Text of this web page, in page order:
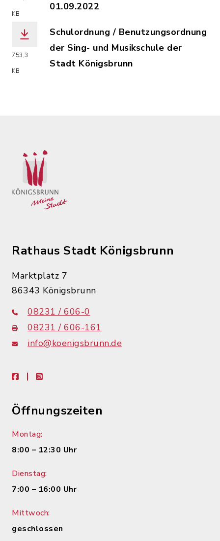
KB
01.09.2022
753,3
KB
Schulordnung / Benutzungsordnung
der Sing- und Musikschule der
Stadt Königsbrunn
Rathaus Stadt Königsbrunn
Marktplatz 7
86343 Königsbrunn
08231 / 606-0
08231 / 606-161
info@koenigsbrunn.de
facebookinstagram
Öffnungszeiten
Montag:
8:00 – 12:30 Uhr
Dienstag:
7:00 – 16:00 Uhr
Mittwoch:
geschlossen